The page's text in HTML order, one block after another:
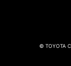
© TOYOTA